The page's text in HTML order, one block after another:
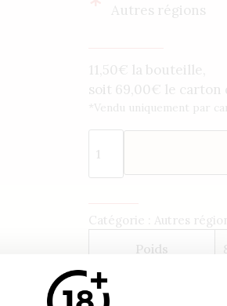
Autres régions
11,50€ la bouteille,
soit 69,00€ le carton
*Vendu uniquement par
Catégorie : Autres
Poids